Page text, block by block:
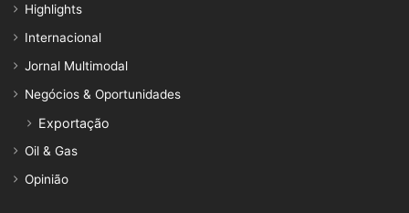
Highlights
Internacional
Jornal Multimodal
Negócios & Oportunidades
Exportação
Oil & Gas
Opinião